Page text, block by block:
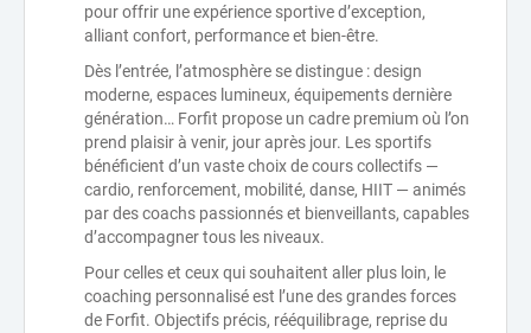
pour offrir une expérience sportive d’exception,
alliant confort, performance et bien-être.
Dès l’entrée, l’atmosphère se distingue : design
moderne, espaces lumineux, équipements dernière
génération… Forfit propose un cadre premium où l’on
prend plaisir à venir, jour après jour. Les sportifs
bénéficient d’un vaste choix de cours collectifs —
cardio, renforcement, mobilité, danse, HIIT — animés
par des coachs passionnés et bienveillants, capables
d’accompagner tous les niveaux.
Pour celles et ceux qui souhaitent aller plus loin, le
coaching personnalisé est l’une des grandes forces
de Forfit. Objectifs précis, rééquilibrage, reprise du